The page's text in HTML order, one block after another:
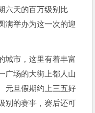
六天的百万级别比
满举办为这一次的迎
城市，这里有着丰富
广场的大街上都人山
元旦假期约上三五好
别的赛事，赛后还可